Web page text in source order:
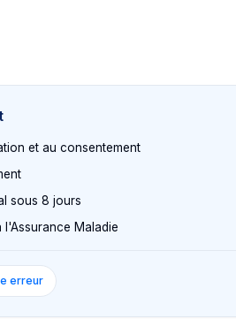
et au consentement
sous 8 jours
Maladie
erreur